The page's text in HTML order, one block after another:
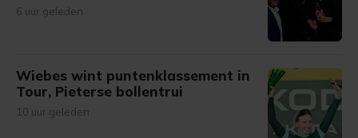
6 uur geleden
Wiebes wint puntenklassement in
Tour, Pieterse bollentrui
10 uur geleden